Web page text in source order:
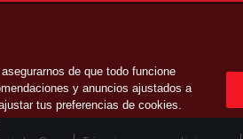
de que todo funcione
y anuncios ajustados a
tus preferencias de cookies.